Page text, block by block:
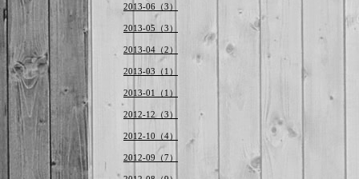
2013-06（3）
2013-05（3）
2013-04（2）
2013-03（1）
2013-01（1）
2012-12（3）
2012-10（4）
2012-09（7）